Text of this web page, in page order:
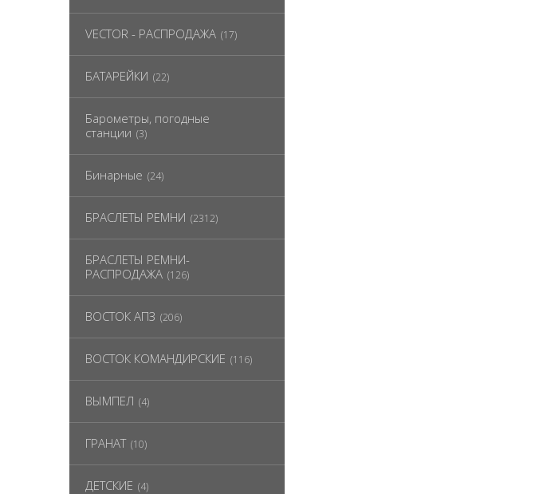
VECTOR - РАСПРОДАЖА (17)
БАТАРЕЙКИ (22)
Барометры, погодные
станции (3)
Бинарные (24)
БРАСЛЕТЫ РЕМНИ (2312)
БРАСЛЕТЫ РЕМНИ-
РАСПРОДАЖА (126)
ВОСТОК АПЗ (206)
ВОСТОК КОМАНДИРСКИЕ (116)
ВЫМПЕЛ (4)
ГРАНАТ (10)
ДЕТСКИЕ (4)